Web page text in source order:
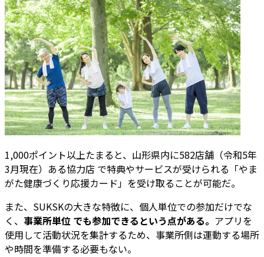
1,000ポイント以上たまると、山形県内に582店舗（令和5年
3月現在）ある協力店 で特典やサービスが受けられる「やま
がた健康づくり応援カード」を受け取ることが可能だ。
また、SUKSKの大きな特徴に、個人単位での参加だけでな
く、 事業所単位 でも参加できるという点がある。 アプリを
使用して活動状況を集計するため、事業所側は運動する場所
や時間を準備する必要もない。